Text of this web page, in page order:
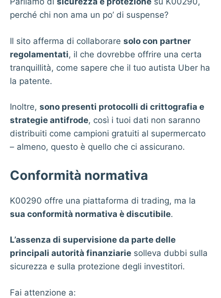
perché chi non ama un po’ di suspense?
Il sito afferma di collaborare solo con partner
regolamentati, il che dovrebbe offrire una certa
tranquillità, come sapere che il tuo autista Uber ha
la patente.
Inoltre, sono presenti protocolli di crittografia e
strategie antifrode, così i tuoi dati non saranno
distribuiti come campioni gratuiti al supermercato
– almeno, questo è quello che ci assicurano.
Conformità normativa
K00290 offre una piattaforma di trading, ma la
sua conformità normativa è discutibile.
L’assenza di supervisione da parte delle
principali autorità finanziarie solleva dubbi sulla
sicurezza e sulla protezione degli investitori.
Fai attenzione a: